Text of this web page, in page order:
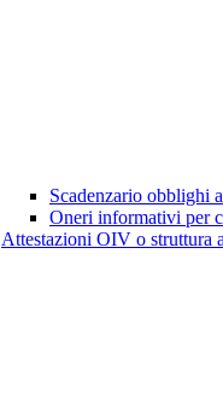
Scadenzario obblighi
Oneri informativi per
Attestazioni OIV o struttura